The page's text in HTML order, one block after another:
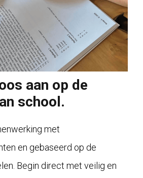
aan op de
school.
met
en gebaseerd op de
Begin direct met veilig en